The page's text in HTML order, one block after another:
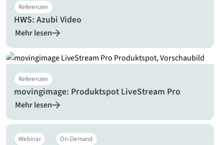
Referenzen
HWS: Azubi Video
Mehr lesen
Referenzen
movingimage: Produktspot LiveStream Pro
Mehr lesen
Webinar On-Demand